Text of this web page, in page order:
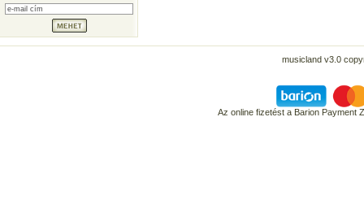
musicland v3.0
Az online fizetést a Barion Payment